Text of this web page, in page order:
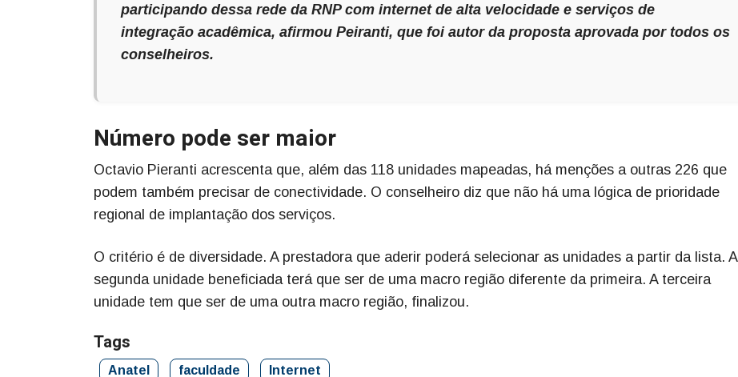
participando dessa rede da RNP com internet de alta velocidade e serviços de
integração acadêmica, afirmou Peiranti, que foi autor da proposta aprovada por todos os
conselheiros.
Número pode ser maior
Octavio Pieranti acrescenta que, além das 118 unidades mapeadas, há menções a outras 226 que
podem também precisar de conectividade. O conselheiro diz que não há uma lógica de prioridade
regional de implantação dos serviços.
O critério é de diversidade. A prestadora que aderir poderá selecionar as unidades a partir da lista. A
segunda unidade beneficiada terá que ser de uma macro região diferente da primeira. A terceira
unidade tem que ser de uma outra macro região, finalizou.
Tags
Anatel faculdade Internet